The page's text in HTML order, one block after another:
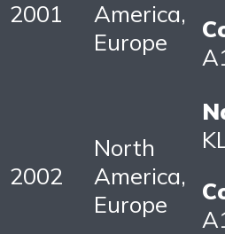
2001
America,
Europe
2002
North
America,
Europe